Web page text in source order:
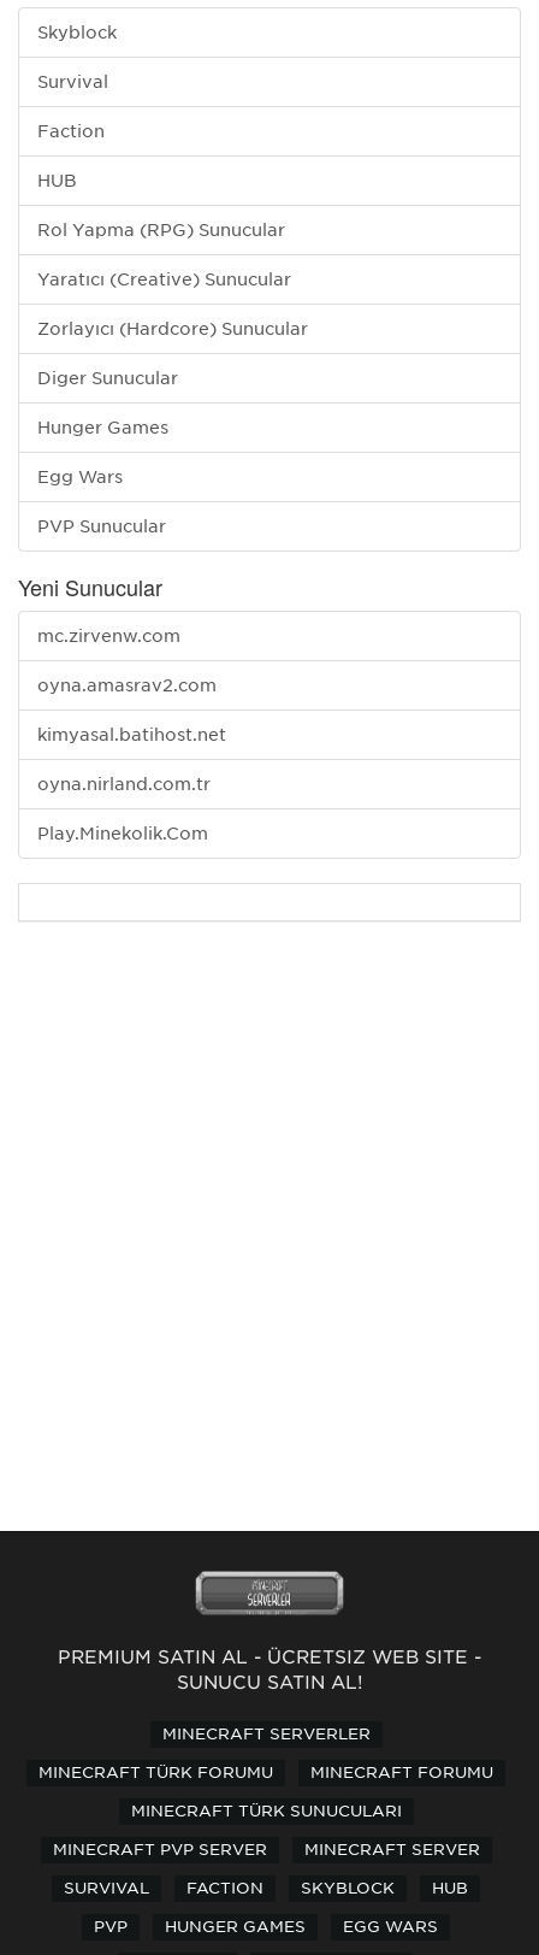
Skyblock
Survival
Faction
HUB
Rol Yapma (RPG) Sunucular
Yaratıcı (Creative) Sunucular
Zorlayıcı (Hardcore) Sunucular
Diğer Sunucular
Hunger Games
Egg Wars
PVP Sunucular
Yeni Sunucular
mc.zirvenw.com
oyna.amasrav2.com
kimyasal.batihost.net
oyna.nirland.com.tr
Play.Minekolik.Com
PREMİUM SATIN AL - ÜCRETSİZ WEB SİTE -
SUNUCU SATIN AL!
MINECRAFT SERVERLER
MINECRAFT TÜRK FORUMU MINECRAFT FORUMU
MINECRAFT TÜRK SUNUCULARI
MINECRAFT PVP SERVER MINECRAFT SERVER
SURVIVAL FACTION SKYBLOCK HUB
PVP HUNGER GAMES EGG WARS